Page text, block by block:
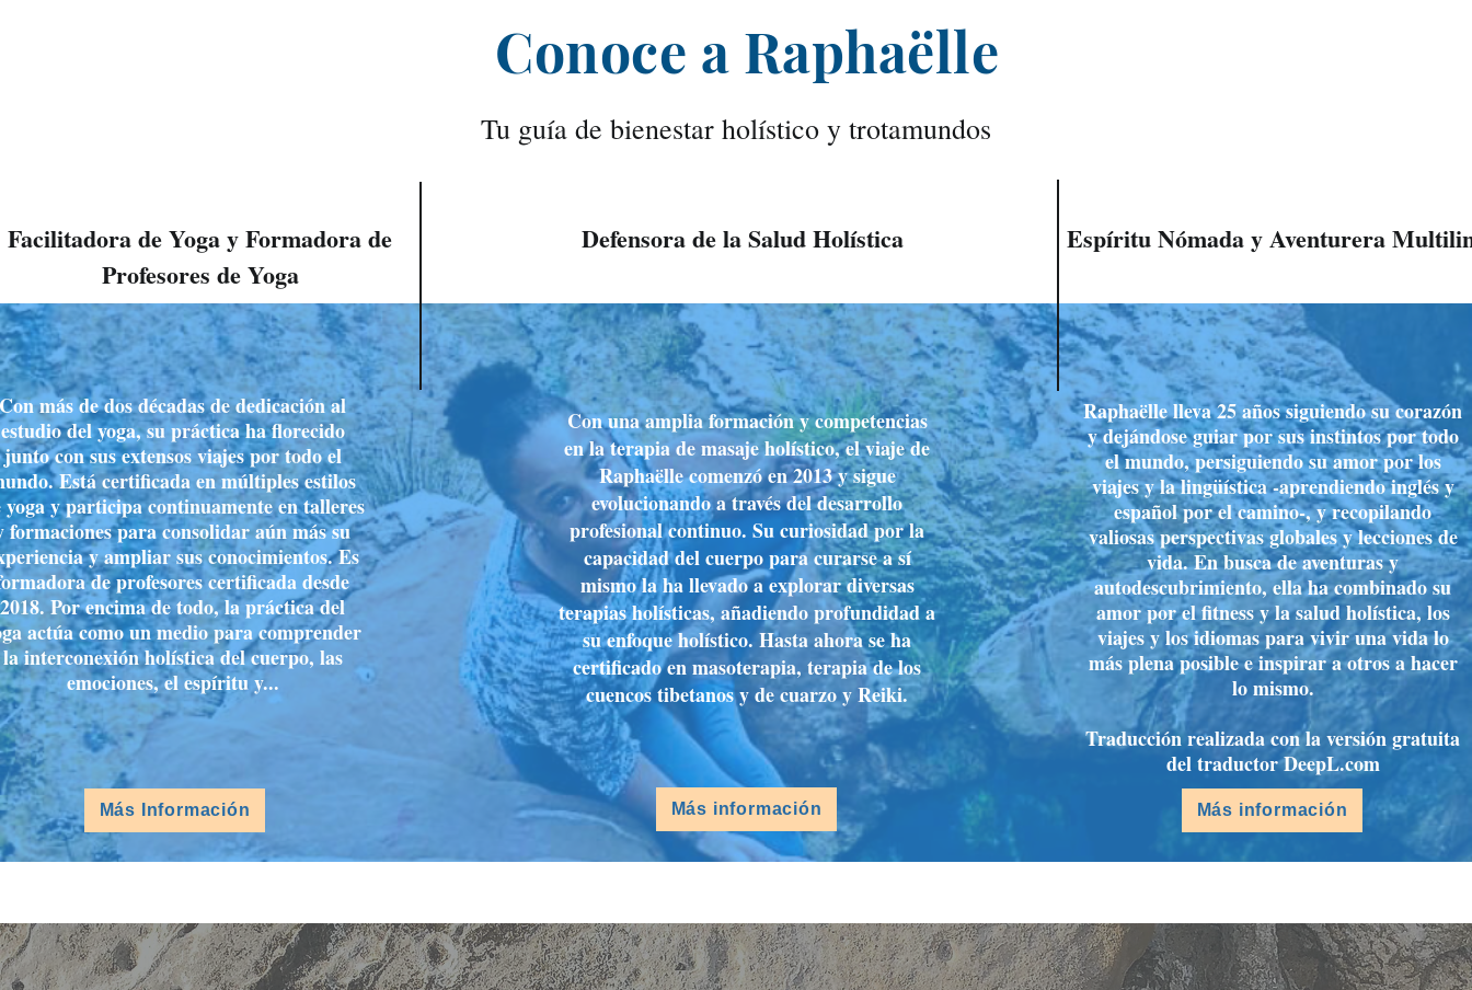
Conoce a Raphaëlle
Tu guía de bienestar holístico y trotamundos
Facilitadora de Yoga y Formadora de
Profesores de Yoga
Defensora de la Salud Holística Espíritu Nómada y Aventurera
Con más de dos décadas de dedicación al
estudio del yoga, su práctica ha florecido
junto con sus extensos viajes por todo el
Está certificada en múltiples estilos
yoga y participa continuamente en talleres
formaciones para consolidar aún más su
y ampliar sus conocimientos. Es
de profesores certificada desde
2018. Por encima de todo, la práctica del
actúa como un medio para comprender
la interconexión holística del cuerpo, las
emociones, el espíritu y...
Con una amplia formación y competencias
en la terapia de masaje holístico, el viaje de
Raphaëlle comenzó en 2013 y sigue
evolucionando a través del desarrollo
profesional continuo. Su curiosidad por la
capacidad del cuerpo para curarse a sí
mismo la ha llevado a explorar diversas
terapias holísticas, añadiendo profundidad a
su enfoque holístico. Hasta ahora se ha
certificado en masoterapia, terapia de los
cuencos tibetanos y de cuarzo y Reiki.
Raphaëlle lleva 25 años siguiendo su corazón
y dejándose guiar por sus instintos por todo
el mundo, persiguiendo su amor por los
viajes y la lingüística -aprendiendo inglés y
español por el camino-, y recopilando
valiosas perspectivas globales y lecciones de
vida. En busca de aventuras y
autodescubrimiento, ella ha combinado su
amor por el fitness y la salud holística, los
viajes y los idiomas para vivir una vida lo
más plena posible e inspirar a otros a hacer
lo mismo.
Traducción realizada con la versión gratuita
del traductor DeepL.com
Más Información Más información Más información